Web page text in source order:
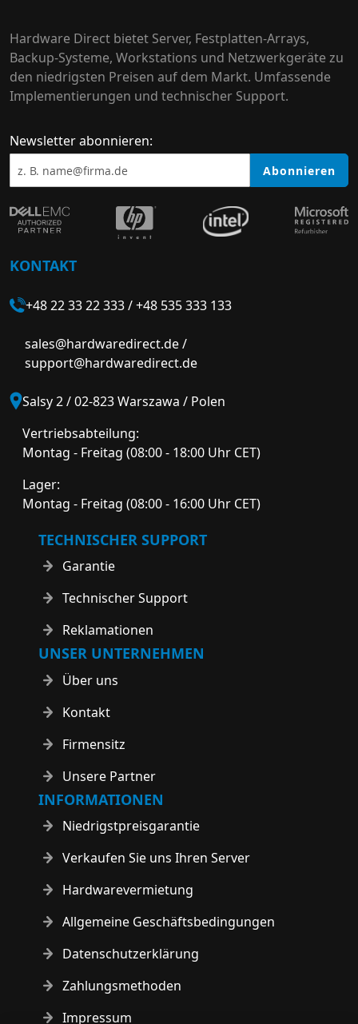
Hardware Direct bietet Server, Festplatten-Arrays,
Backup-Systeme, Workstations und Netzwerkgeräte zu
den niedrigsten Preisen auf dem Markt. Umfassende
Implementierungen und technischer Support.
Newsletter abonnieren:
Abonnieren
KONTAKT
+48 22 33 22 333/+48 535 333 133
sales@hardwaredirect.de/
support@hardwaredirect.de
Salsy 2 / 02-823 Warszawa / Polen
Vertriebsabteilung:
Montag - Freitag (08:00 - 18:00 Uhr CET)
Lager:
Montag - Freitag (08:00 - 16:00 Uhr CET)
TECHNISCHER SUPPORT
Garantie
Technischer Support
Reklamationen
UNSER UNTERNEHMEN
Über uns
Kontakt
Firmensitz
Unsere Partner
INFORMATIONEN
Niedrigstpreisgarantie
Verkaufen Sie uns Ihren Server
Hardwarevermietung
Allgemeine Geschäftsbedingungen
Datenschutzerklärung
Zahlungsmethoden
Impressum